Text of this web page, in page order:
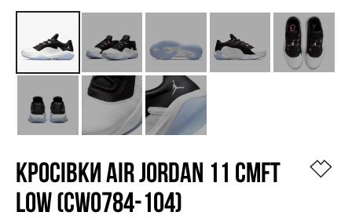
КРОСІВКИ AIR JORDAN 11 CMFT
LOW (CW0784-104)